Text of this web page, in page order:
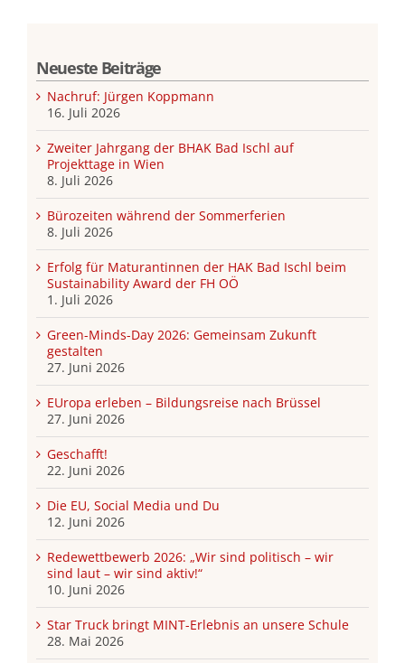
Neueste Beiträge
Nachruf: Jürgen Koppmann
16. Juli 2026
Zweiter Jahrgang der BHAK Bad Ischl auf
Projekttage in Wien
8. Juli 2026
Bürozeiten während der Sommerferien
8. Juli 2026
Erfolg für Maturantinnen der HAK Bad Ischl beim
Sustainability Award der FH OÖ
1. Juli 2026
Green-Minds-Day 2026: Gemeinsam Zukunft
gestalten
27. Juni 2026
EUropa erleben – Bildungsreise nach Brüssel
27. Juni 2026
Geschafft!
22. Juni 2026
Die EU, Social Media und Du
12. Juni 2026
Redewettbewerb 2026: „Wir sind politisch – wir
sind laut – wir sind aktiv!“
10. Juni 2026
Star Truck bringt MINT-Erlebnis an unsere Schule
28. Mai 2026